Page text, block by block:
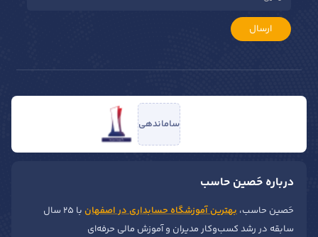
ارسال
ساماندهی
درباره حَصین حاسب
حَصین حاسب، بهترین آموزشگاه حسابداری در اصفهان
با ۲۵ سال
سابقه در رشد کسب‌وکار مدیران و آموزش مالی حرفه‌ای